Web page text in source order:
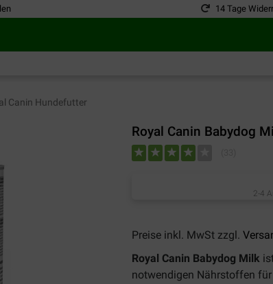
14 Tage
Canin Hundefutter
Royal Canin Babydog
2-4
Preise inkl. MwSt zzgl.
Royal Canin Babydog Milk
notwendigen Nährstoffen